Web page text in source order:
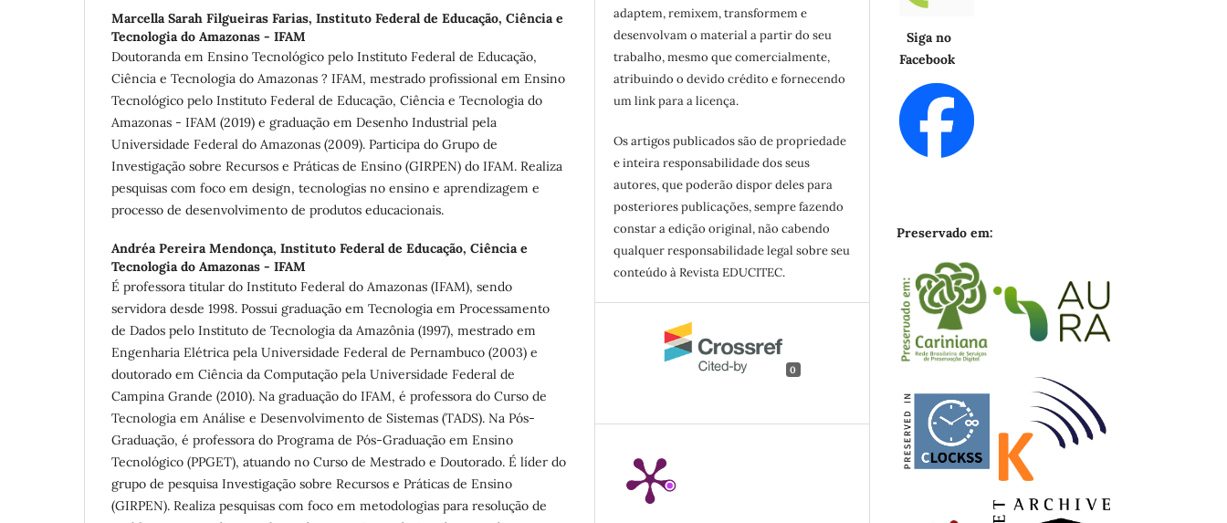
Marcella Sarah Filgueiras Farias, Instituto Federal de Educação, Ciência e
Tecnologia do Amazonas - IFAM
Doutoranda em Ensino Tecnológico pelo Instituto Federal de Educação,
Ciência e Tecnologia do Amazonas ? IFAM, mestrado profissional em Ensino
Tecnológico pelo Instituto Federal de Educação, Ciência e Tecnologia do
Amazonas - IFAM (2019) e graduação em Desenho Industrial pela
Universidade Federal do Amazonas (2009). Participa do Grupo de
Investigação sobre Recursos e Práticas de Ensino (GIRPEN) do IFAM. Realiza
pesquisas com foco em design, tecnologias no ensino e aprendizagem e
processo de desenvolvimento de produtos educacionais.
Andréa Pereira Mendonça, Instituto Federal de Educação, Ciência e
Tecnologia do Amazonas - IFAM
É professora titular do Instituto Federal do Amazonas (IFAM), sendo
servidora desde 1998. Possui graduação em Tecnologia em Processamento
de Dados pelo Instituto de Tecnologia da Amazônia (1997), mestrado em
Engenharia Elétrica pela Universidade Federal de Pernambuco (2003) e
doutorado em Ciência da Computação pela Universidade Federal de
Campina Grande (2010). Na graduação do IFAM, é professora do Curso de
Tecnologia em Análise e Desenvolvimento de Sistemas (TADS). Na Pós-
Graduação, é professora do Programa de Pós-Graduação em Ensino
Tecnológico (PPGET), atuando no Curso de Mestrado e Doutorado. É líder do
grupo de pesquisa Investigação sobre Recursos e Práticas de Ensino
(GIRPEN). Realiza pesquisas com foco em metodologias para resolução de
adaptem, remixem, transformem e
desenvolvam o material a partir do seu
trabalho, mesmo que comercialmente,
atribuindo o devido crédito e fornecendo
um link para a licença.
Os artigos publicados são de propriedade
e inteira responsabilidade dos seus
autores, que poderão dispor deles para
posteriores publicações, sempre fazendo
constar a edição original, não cabendo
qualquer responsabilidade legal sobre seu
conteúdo à Revista EDUCITEC.
0
Siga no
Facebook
Preservado em: